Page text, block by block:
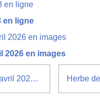
en ligne
2026 en images
Assemblée Générale du 26 avril 2026 en images